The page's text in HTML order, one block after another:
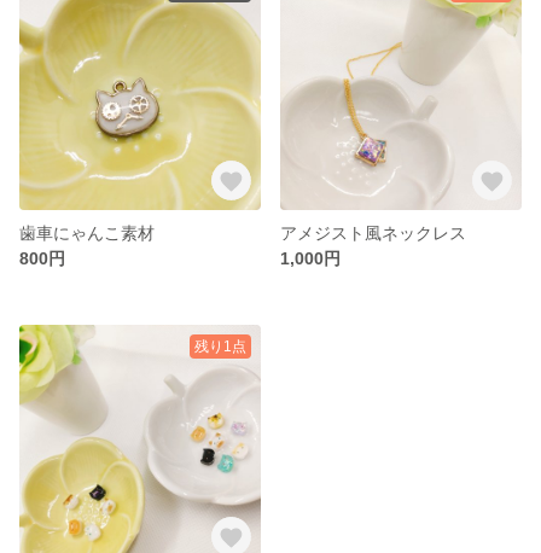
歯車にゃんこ素材
800円
アメジスト風ネックレス
1,000円
残り1点